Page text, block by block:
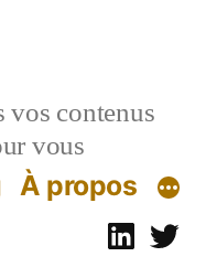
contenus
vous
À propos